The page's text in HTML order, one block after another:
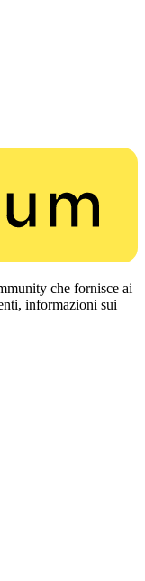
che fornisce ai
informazioni sui